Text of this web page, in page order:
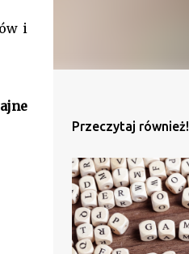
i
Przeczytaj również!